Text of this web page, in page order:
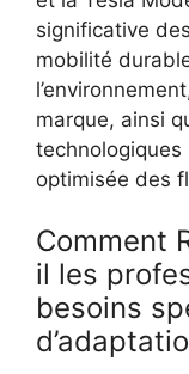
significative
mobilité
marque, ainsi
optimisée des
Comment
il les
besoins